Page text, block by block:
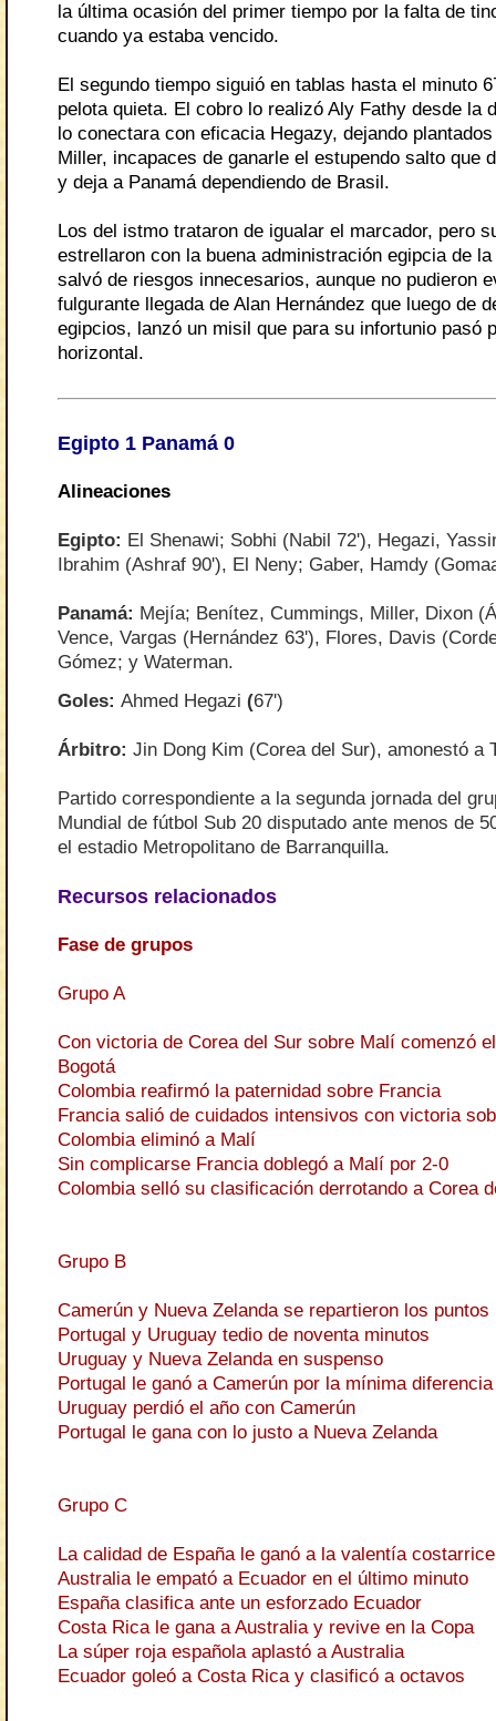
la última ocasión del primer tiempo por la falta de
cuando ya estaba vencido.
El segundo tiempo siguió en tablas hasta el minuto
pelota quieta. El cobro lo realizó Aly Fathy desde la
lo conectara con eficacia Hegazy, dejando
Miller, incapaces de ganarle el estupendo salto que
y deja a Panamá dependiendo de Brasil.
Los del istmo trataron de igualar el marcador, pero
estrellaron con la buena administración egipcia de
salvó de riesgos innecesarios, aunque no pudieron
fulgurante llegada de Alan Hernández que luego de
egipcios, lanzó un misil que para su infortunio pasó
horizontal.
Egipto 1 Panamá 0
Alineaciones
Egipto: El Shenawi; Sobhi (Nabil 72'), Hegazi,
Ibrahim (Ashraf 90'), El Neny; Gaber, Hamdy
Panamá: Mejía; Benítez, Cummings, Miller, Dixon
Vence, Vargas (Hernández 63'), Flores, Davis
Gómez; y Waterman.
Goles: Ahmed Hegazi (67')
Árbitro: Jin Dong Kim (Corea del Sur), amonestó a
Partido correspondiente a la segunda jornada del
Mundial de fútbol Sub 20 disputado ante menos de
el estadio Metropolitano de Barranquilla.
Recursos relacionados
Fase de grupos
Grupo A
Con victoria de Corea del Sur sobre Malí comenzó
Bogotá
Colombia reafirmó la paternidad sobre Francia
Francia salió de cuidados intensivos con victoria
Colombia eliminó a Malí
Sin complicarse Francia doblegó a Malí por 2-0
Colombia selló su clasificación derrotando a Corea
Grupo B
Camerún y Nueva Zelanda se repartieron los puntos
Portugal y Uruguay tedio de noventa minutos
Uruguay y Nueva Zelanda en suspenso
Portugal le ganó a Camerún por la mínima diferencia
Uruguay perdió el año con Camerún
Portugal le gana con lo justo a Nueva Zelanda
Grupo C
La calidad de España le ganó a la valentía
Australia le empató a Ecuador en el último minuto
España clasifica ante un esforzado Ecuador
Costa Rica le gana a Australia y revive en la Copa
La súper roja española aplastó a Australia
Ecuador goleó a Costa Rica y clasificó a octavos